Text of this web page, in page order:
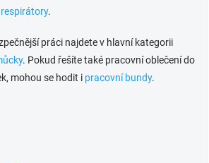
respirátory.
práci najdete v hlavní kategorii
. Pokud řešíte také pracovní oblečení do
mohou se hodit i pracovní bundy.